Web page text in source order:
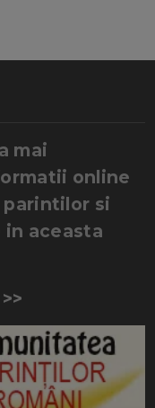
mai
online
parintilor si
in aceasta